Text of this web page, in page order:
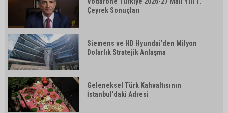
Çeyrek Sonuçları
Siemens ve HD Hyundai'den Milyon
Dolarlık Stratejik Anlaşma
Geleneksel Türk Kahvaltısının
İstanbul’daki Adresi